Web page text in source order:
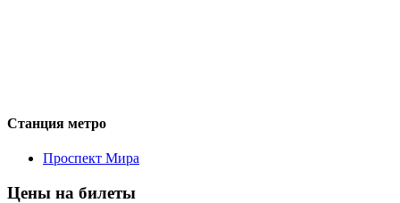
Станция метро
Проспект Мира
Цены на билеты